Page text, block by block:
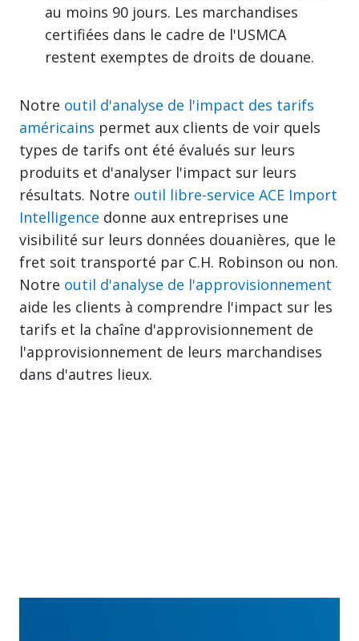
au moins 90 jours. Les marchandises
certifiées dans le cadre de l'USMCA
restent exemptes de droits de douane.
Notre outil d'analyse de l'impact des tarifs
américains permet aux clients de voir quels
types de tarifs ont été évalués sur leurs
produits et d'analyser l'impact sur leurs
résultats. Notre outil libre-service ACE Import
Intelligence donne aux entreprises une
visibilité sur leurs données douanières, que le
fret soit transporté par C.H. Robinson ou non.
Notre outil d'analyse de l'approvisionnement
aide les clients à comprendre l'impact sur les
tarifs et la chaîne d'approvisionnement de
l'approvisionnement de leurs marchandises
dans d'autres lieux.